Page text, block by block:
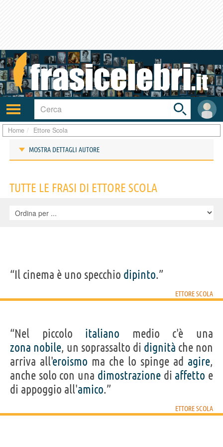
Attiva/disattiva
navigazione
User
area
Toggle
search
bar
Home Ettore Scola
MOSTRA DETTAGLI AUTORE
IDENTIKIT E DATI ANAGRAFICI
Nato 10 maggio 1931 a Trevico, AV
Segno zodiacale
FILM DI ETTORE SCOLA
Concorrenza Il viaggio di Che ora è? Maccheroni La
TUTTE LE FRASI DI ETTORE SCOLA
“Il cinema è uno specchio dipinto.”
ETTORE SCOLA
“Nel piccolo italiano medio c'è una
zona nobile, un soprassalto di dignità che non
arriva all'eroismo ma che lo spinge ad agire,
anche solo con una dimostrazionedi affetto e
di appoggio all'amico.”
ETTORE SCOLA